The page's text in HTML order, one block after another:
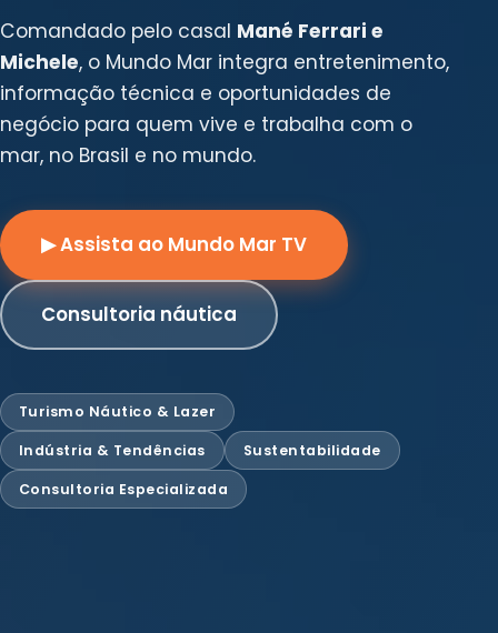
Comandado pelo casal Mané Ferrari e
Michele, o Mundo Mar integra entretenimento,
informação técnica e oportunidades de
negócio para quem vive e trabalha com o
mar, no Brasil e no mundo.
▶ Assista ao Mundo Mar TV
Consultoria náutica
Turismo Náutico & Lazer
Indústria & Tendências Sustentabilidade
Consultoria Especializada